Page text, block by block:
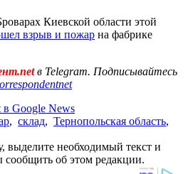
Киевской области этой
взрыв и пожар на фабрике
в Telegram. Подписывайтесь
в Google News
, склад, Тернопольская область,
выделите необходимый текст и
об этом редакции.